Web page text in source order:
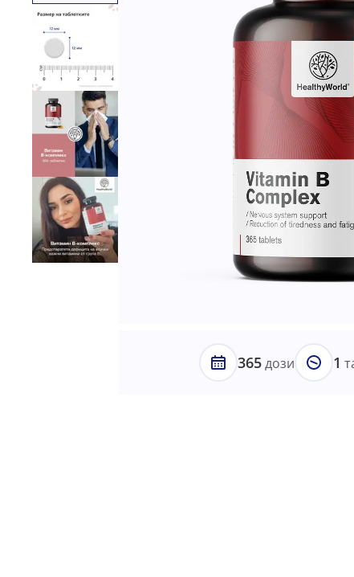
365дози 1